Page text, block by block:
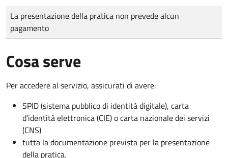
Tipo di pagamento
Importo
La presentazione della pratica non prevede alcun
pagamento
Cosa serve
Per accedere al servizio, assicurati di avere:
SPID (sistema pubblico di identità digitale), carta
d’identità elettronica (CIE) o carta nazionale dei servizi
(CNS)
tutta la documentazione prevista per la presentazione
della pratica.